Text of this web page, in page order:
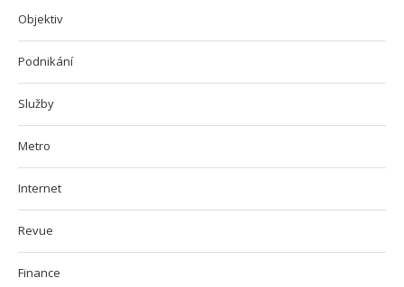
Objektiv
Podnikání
Služby
Metro
Internet
Revue
Finance